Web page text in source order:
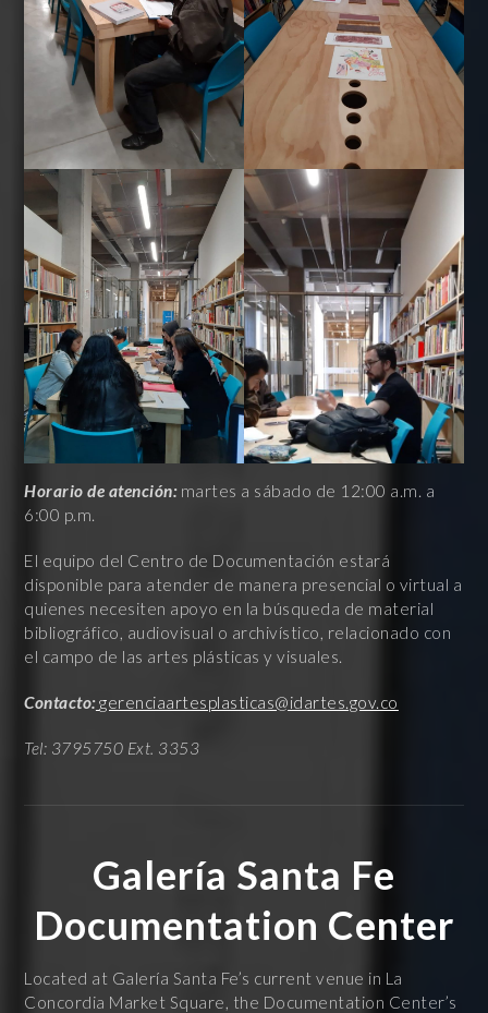
Horario de atención:martes a sábado de 12:00 a.m. a
6:00 p.m.
El equipo del Centro de Documentación estará
disponible para atender de manera presencial o virtual a
quienes necesiten apoyo en la búsqueda de material
bibliográfico, audiovisual o archivístico, relacionado con
el campo de las artes plásticas y visuales.
Contacto:gerenciaartesplasticas@idartes.gov.co
Tel: 3795750 Ext. 3353
Galería Santa Fe
Documentation Center
Located at Galería Santa Fe’s current venue in La
Concordia Market Square, the Documentation Center’s